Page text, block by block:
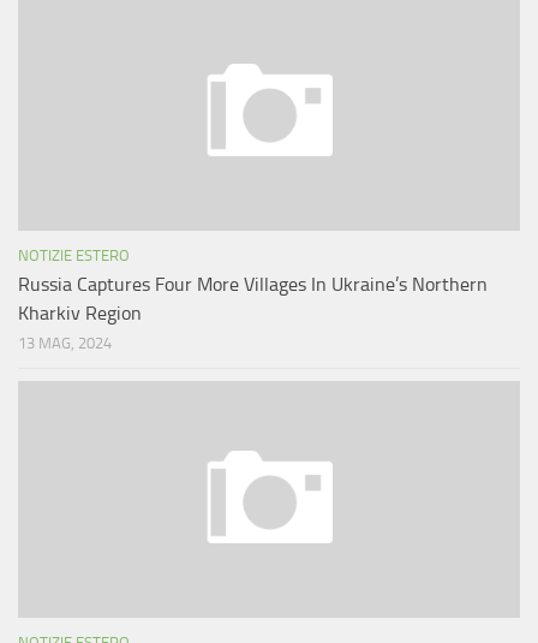
NOTIZIE ESTERO
Russia Captures Four More Villages In Ukraine’s Northern
Kharkiv Region
13 MAG, 2024